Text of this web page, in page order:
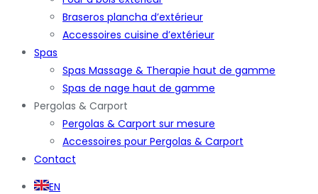
Braseros plancha d’extérieur
Accessoires cuisine d’extérieur
Spas
Spas Massage & Therapie haut de gamme
Spas de nage haut de gamme
Pergolas & Carport
Pergolas & Carport sur mesure
Accessoires pour Pergolas & Carport
Contact
EN